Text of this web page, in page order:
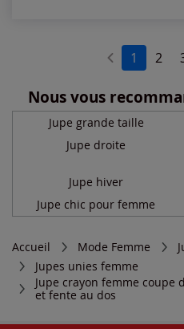
1 2
Nous vous
Jupe grande taille
Jupe droite
Jupe hiver
Jupe chic pour femme
Accueil Mode Femme
Jupes unies femme
Jupe crayon femme coupe
et fente au dos